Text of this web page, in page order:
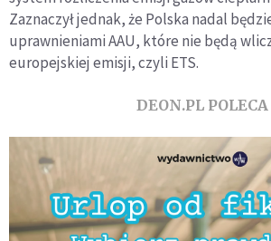
Zaznaczył jednak, że Polska nadal
uprawnieniami AAU, które nie będą
europejskiej emisji, czyli ETS.
DEON.PL POLECA